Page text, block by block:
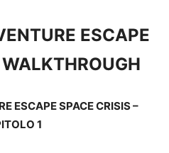
ESCAPE
ESCAPE SPACE CRISIS –
1